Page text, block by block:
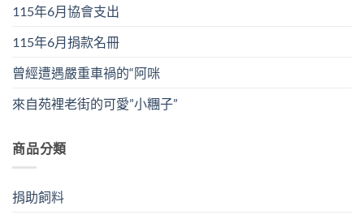
115年6月協會支出
115年6月捐款名冊
曾經遭遇嚴重車禍的“阿咪
來自苑裡老街的可愛”小糰子”
商品分類
捐助飼料